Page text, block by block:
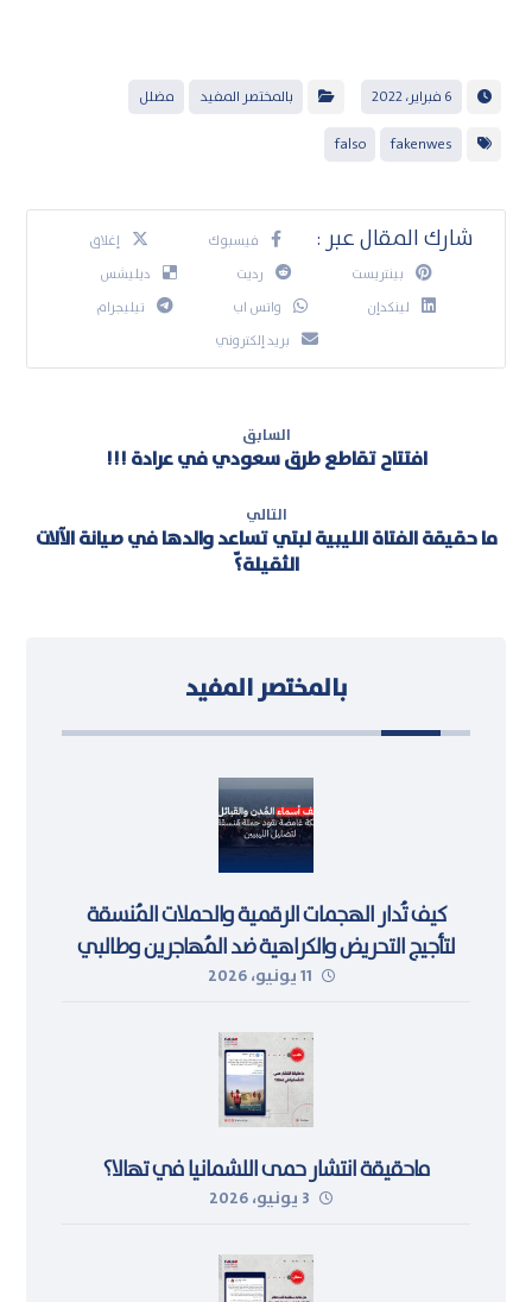
6 فبراير، 2022 بالمختصر المفيد مضلل
fakenwes
falso
فيسبوك
إغلاق
بينتريست
رديت
ديليشس
لينكدإن
واتس اب
تيليجرام
بريد إلكتروني
السابق
افتتاح تقاطع طرق سعودي في عرادة !!!
التالي
ما حقيقة الفتاة الليبية لبتي تساعد والدها في صيانة الآلات
الثقيلة؟ّ
بالمختصر المفيد
كيف تُدار الهجمات الرقمية والحملات المُنسقة
لتأجيج التحريض والكراهية ضد المُهاجرين وطالبي
اللجوء في ليبيا
11 يونيو، 2026
ماحقيقة انتشار حمى اللشمانيا في تهالا؟
3 يونيو، 2026